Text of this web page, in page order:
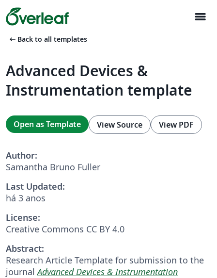
menu
arrow_left_alt Back to all templates
Advanced Devices &
Instrumentation template
Open as Template View Source View PDF
Author:
Samantha Bruno Fuller
Last Updated:
há 3 anos
License:
Creative Commons CC BY 4.0
Abstract:
Research Article Template for submission to the
journalAdvanced Devices & Instrumentation